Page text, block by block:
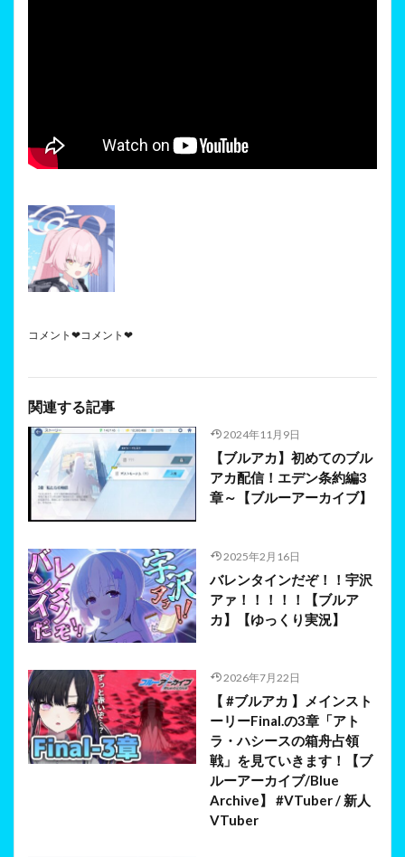
コメント❤コメント❤
関連する記事
2024年11月9日
【ブルアカ】初めてのブル
アカ配信！エデン条約編3
章～【ブルーアーカイブ】
2025年2月16日
バレンタインだぞ！！宇沢
アァ！！！！！【ブルア
カ】【ゆっくり実況】
2026年7月22日
【 #ブルアカ 】メインスト
ーリーFinal.の3章「アト
ラ・ハシースの箱舟占領
戦」を見ていきます！【ブ
ルーアーカイブ/Blue
Archive】 #VTuber / 新人
VTuber